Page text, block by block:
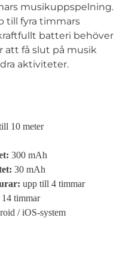
musikuppspelning.
till fyra timmars
batteri behöver
att få slut på musik
aktiviteter.
10 meter
300 mAh
30 mAh
upp till 4 timmar
timmar
/ iOS-system